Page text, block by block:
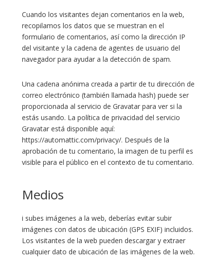
Cuando los visitantes dejan comentarios en la web,
recopilamos los datos que se muestran en el
formulario de comentarios, así como la dirección IP
del visitante y la cadena de agentes de usuario del
navegador para ayudar a la detección de spam.
Una cadena anónima creada a partir de tu dirección de
correo electrónico (también llamada hash) puede ser
proporcionada al servicio de Gravatar para ver si la
estás usando. La política de privacidad del servicio
Gravatar está disponible aquí:
https://automattic.com/privacy/. Después de la
aprobación de tu comentario, la imagen de tu perfil es
visible para el público en el contexto de tu comentario.
Medios
i subes imágenes a la web, deberías evitar subir
imágenes con datos de ubicación (GPS EXIF) incluidos.
Los visitantes de la web pueden descargar y extraer
cualquier dato de ubicación de las imágenes de la web.